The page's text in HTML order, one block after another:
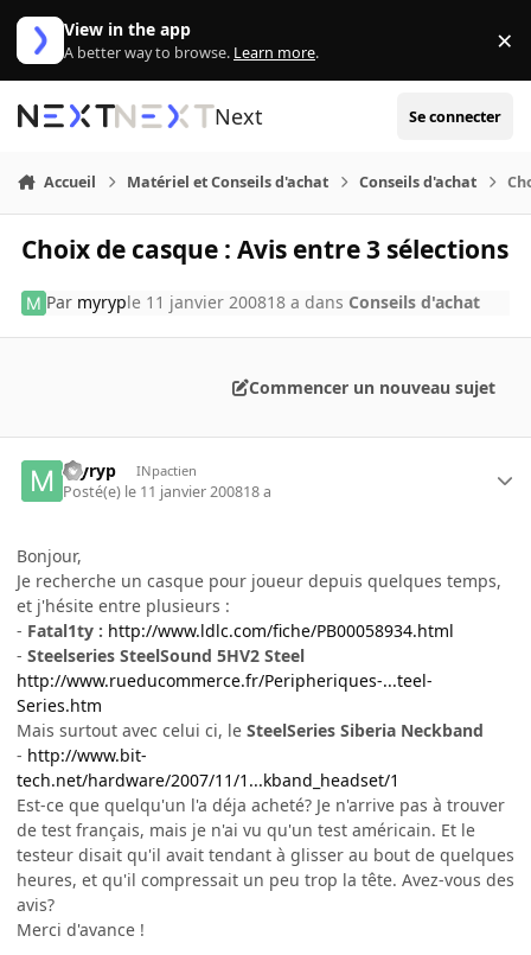
Aller au contenu
View in the app
A better way to browse. Learn more. ×
Next Se connecter
Accueil Matériel et Conseils d'achat Conseils d'achat
Choix de casque : Avis entre 3 sélections
Par myryple 11 janvier 200818 a dans Conseils d'achat
Commencer un nouveau sujet
myryp INpactien
Posté(e) le 11 janvier 200818 a
Bonjour,
Je recherche un casque pour joueur depuis quelques temps,
et j'hésite entre plusieurs :
- Fatal1ty : http://www.ldlc.com/fiche/PB00058934.html
- Steelseries SteelSound 5HV2 Steel
http://www.rueducommerce.fr/Peripheriques-...teel-
Series.htm
Mais surtout avec celui ci, le SteelSeries Siberia Neckband
- http://www.bit-
tech.net/hardware/2007/11/1...kband_headset/1
Est-ce que quelqu'un l'a déja acheté? Je n'arrive pas à trouver
de test français, mais je n'ai vu qu'un test américain. Et le
testeur disait qu'il avait tendant à glisser au bout de quelques
heures, et qu'il compressait un peu trop la tête. Avez-vous des
avis?
Merci d'avance !